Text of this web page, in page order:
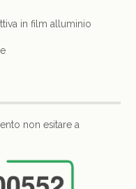
in film alluminio
non esitare a